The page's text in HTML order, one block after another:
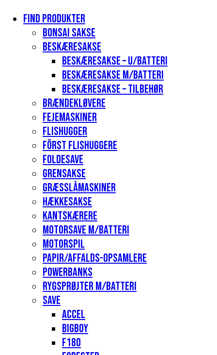
Find produkter
Bonsai sakse
Beskæresakse
Beskæresakse – u/batteri
Beskæresakse m/batteri
Beskæresakse – tilbehør
Brændekløvere
Fejemaskiner
Flishugger
Först flishuggere
Foldesave
Grensakse
Græsslåmaskiner
Hækkesakse
Kantskærere
Motorsave m/batteri
Motorspil
Papir/affalds-opsamlere
Powerbanks
Rygsprøjter m/batteri
Save
Accel
Bigboy
F180